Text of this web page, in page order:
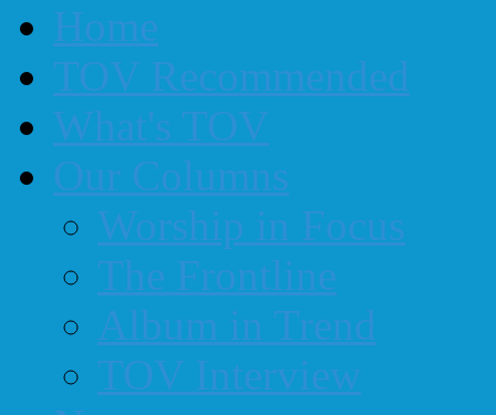
Home
TOV Recommended
What's TOV
Our Columns
Worship in Focus
The Frontline
Album in Trend
TOV Interview